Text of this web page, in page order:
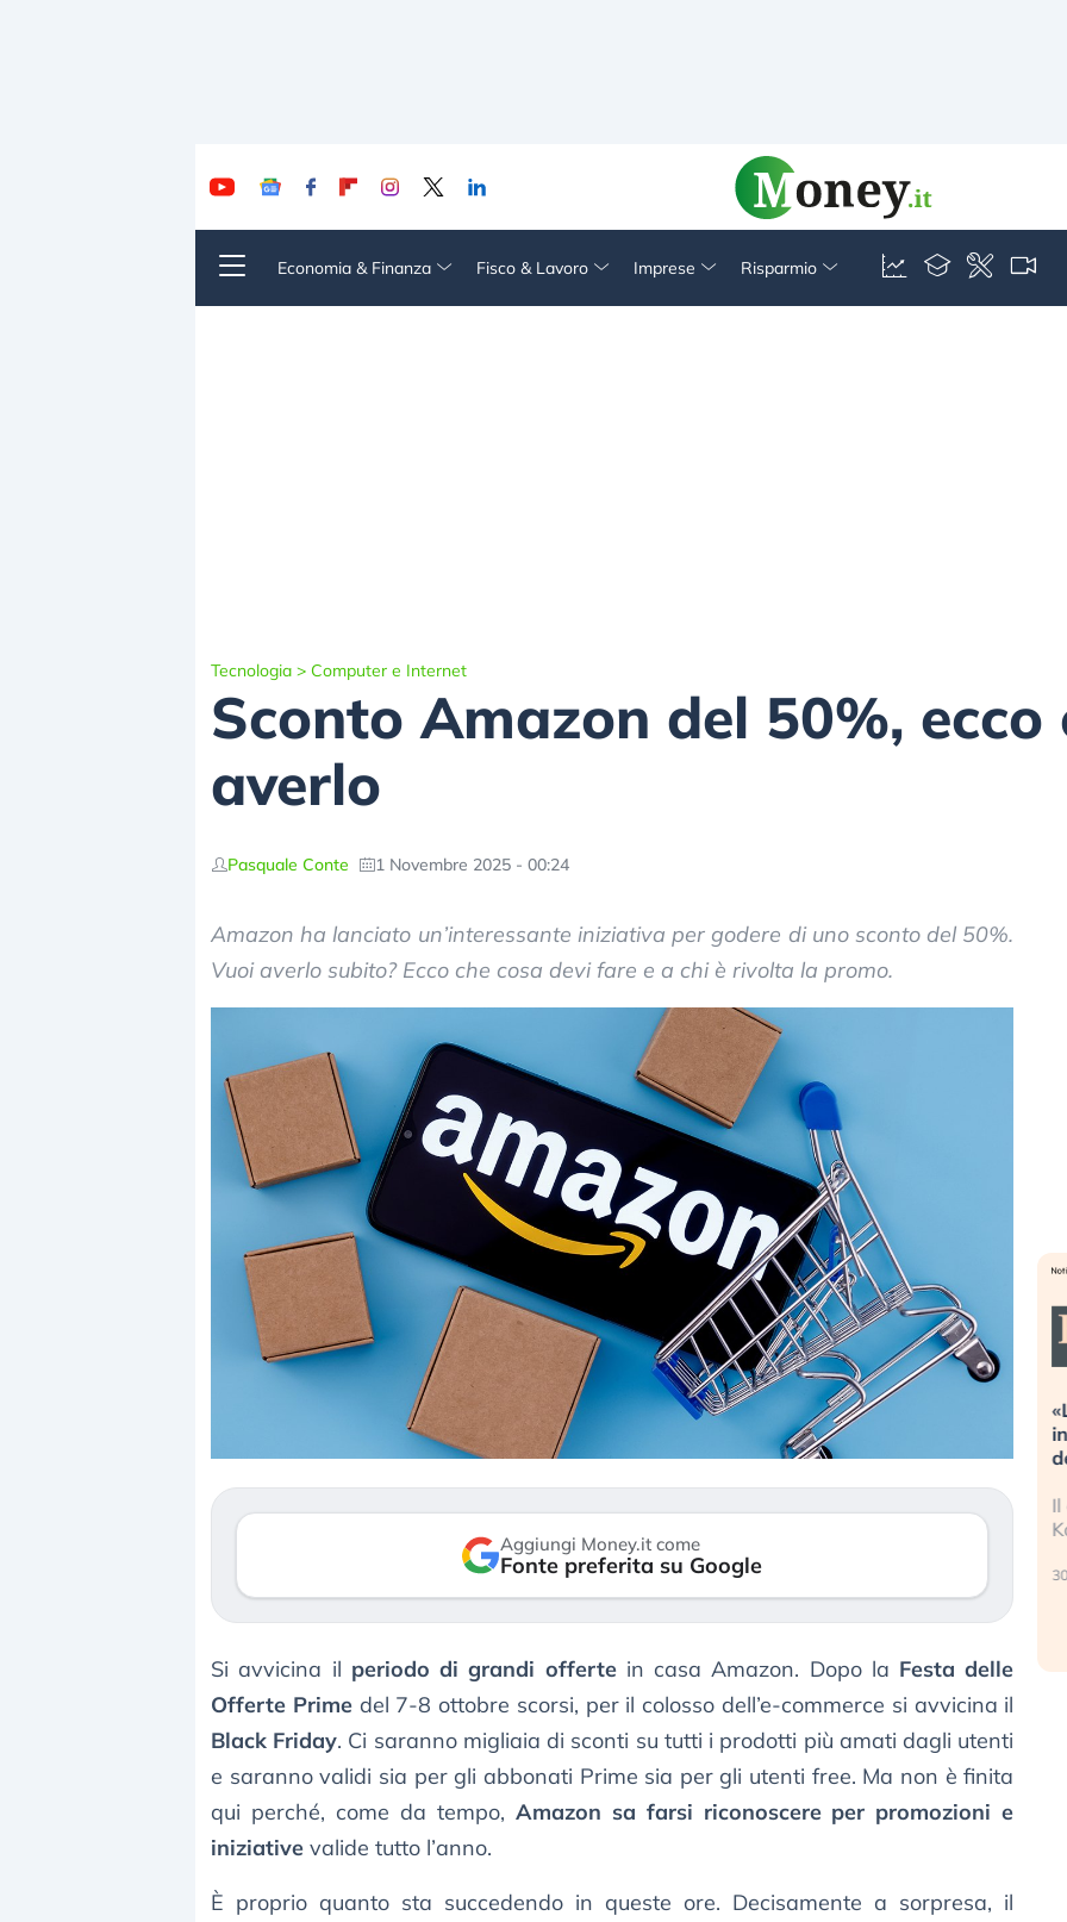
Economia & Finanza Fisco & Lavoro Imprese Risparmio
Tecnologia > Computer e Internet
Sconto Amazon del 50%, ecco
averlo
Pasquale Conte 1 Novembre 2025 - 00:24
Amazon ha lanciato un’interessante iniziativa per godere di uno sconto del 50%.
Vuoi averlo subito? Ecco che cosa devi fare e a chi è rivolta la promo.
Aggiungi Money.it come
Fonte preferita su Google
Si avvicina il periodo di grandi offertein casa Amazon. Dopo la Festa delle
Offerte Primedel 7-8 ottobre scorsi, per il colosso dell’e-commerce si avvicina il
Black Friday. Ci saranno migliaia di sconti su tutti i prodotti più amati dagli utenti
e saranno validi sia per gli abbonati Prime sia per gli utenti free. Ma non è finita
qui perché, come da tempo, Amazon sa farsi riconoscere per promozioni e
iniziative valide tutto l’anno.
È proprio quanto sta succedendo in queste ore. Decisamente a sorpresa, il
Dalle valutazioni estreme alla
correzione. Cosa sta guidando il
repricing degli asset?
3 agosto 2026
«La mia vita è rovinata». Investitori
in preda al panico dopo lo scoppio
della bolla AI
Kospi, mentre gli investitori retail (…)
30 luglio 2026